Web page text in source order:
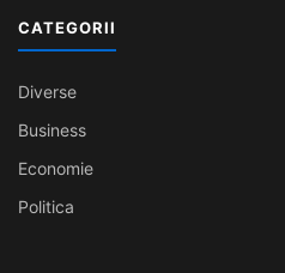
CATEGORII
Diverse
Business
Economie
Politica